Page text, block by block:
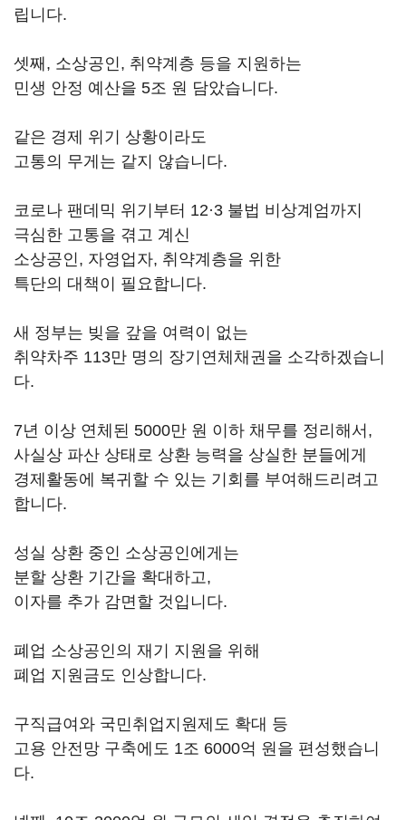
립니다.
셋째, 소상공인, 취약계층 등을 지원하는
민생 안정 예산을 5조 원 담았습니다.
같은 경제 위기 상황이라도
고통의 무게는 같지 않습니다.
코로나 팬데믹 위기부터 12·3 불법 비상계엄까지
극심한 고통을 겪고 계신
소상공인, 자영업자, 취약계층을 위한
특단의 대책이 필요합니다.
새 정부는 빚을 갚을 여력이 없는
취약차주 113만 명의 장기연체채권을 소각하겠습니
다.
7년 이상 연체된 5000만 원 이하 채무를 정리해서,
사실상 파산 상태로 상환 능력을 상실한 분들에게
경제활동에 복귀할 수 있는 기회를 부여해드리려고
합니다.
성실 상환 중인 소상공인에게는
분할 상환 기간을 확대하고,
이자를 추가 감면할 것입니다.
폐업 소상공인의 재기 지원을 위해
폐업 지원금도 인상합니다.
구직급여와 국민취업지원제도 확대 등
고용 안전망 구축에도 1조 6000억 원을 편성했습니
다.